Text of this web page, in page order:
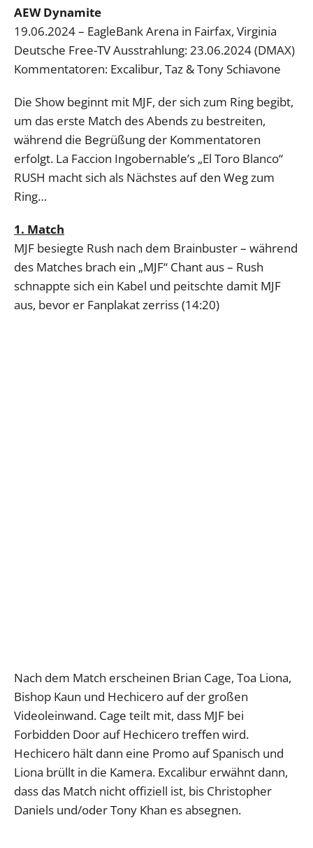
AEW Dynamite
19.06.2024 – EagleBank Arena in Fairfax, Virginia
Deutsche Free-TV Ausstrahlung: 23.06.2024 (DMAX)
Kommentatoren: Excalibur, Taz & Tony Schiavone
Die Show beginnt mit MJF, der sich zum Ring begibt,
um das erste Match des Abends zu bestreiten,
während die Begrüßung der Kommentatoren
erfolgt. La Faccion Ingobernable’s „El Toro Blanco“
RUSH macht sich als Nächstes auf den Weg zum
Ring…
1. Match
MJF besiegte Rush nach dem Brainbuster – während
des Matches brach ein „MJF“ Chant aus – Rush
schnappte sich ein Kabel und peitschte damit MJF
aus, bevor er Fanplakat zerriss (14:20)
Nach dem Match erscheinen Brian Cage, Toa Liona,
Bishop Kaun und Hechicero auf der großen
Videoleinwand. Cage teilt mit, dass MJF bei
Forbidden Door auf Hechicero treffen wird.
Hechicero hält dann eine Promo auf Spanisch und
Liona brüllt in die Kamera. Excalibur erwähnt dann,
dass das Match nicht offiziell ist, bis Christopher
Daniels und/oder Tony Khan es absegnen.